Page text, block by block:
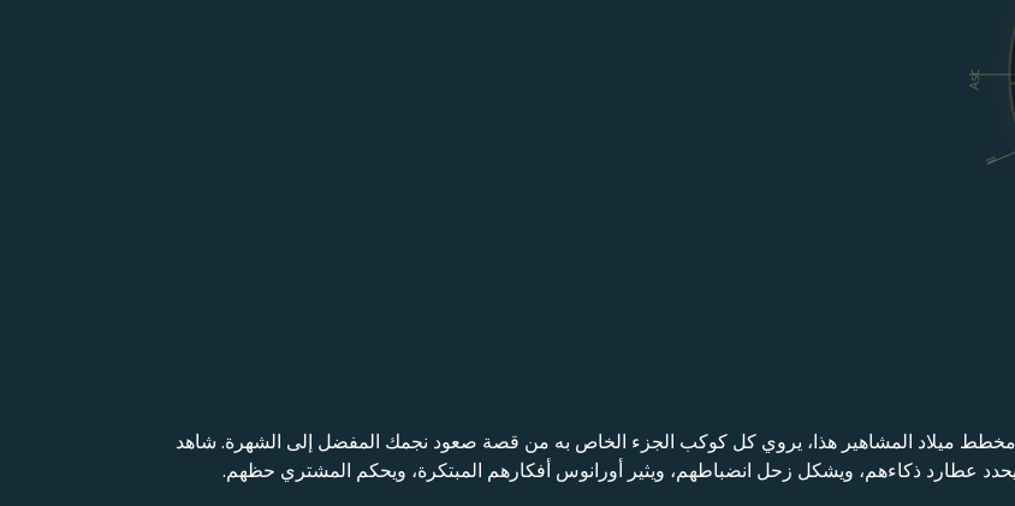
Asc
II
ميلاد المشاهير هذا، يروي كل كوكب الجزء الخاص به من قصة صعود نجمك المفضل إلى الشهرة. شاهد
عطارد ذكاءهم، ويشكل زحل انضباطهم، ويثير أورانوس أفكارهم المبتكرة، ويحكم المشتري حظهم.